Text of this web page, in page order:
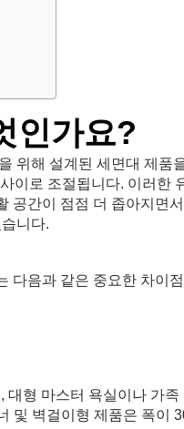
인가요?
위해 설계된 세면대 제품
이로 조절됩니다. 이러한
공간이 점점 더 좁아지면
니다.
다음과 같은 중요한 차이
형 마스터 욕실이나 가
및 벽걸이형 제품은 폭이